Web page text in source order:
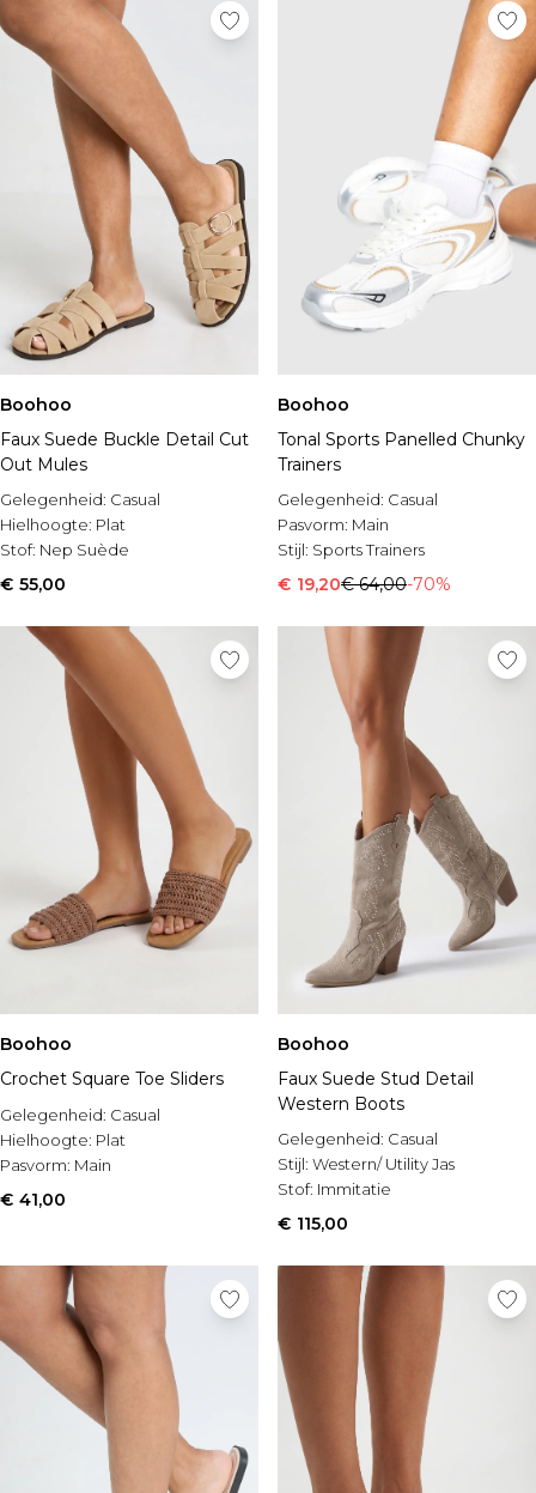
Boohoo
Faux Suede Buckle Detail Cut
Out Mules
Gelegenheid: Casual
Hielhoogte: Plat
Stof: Nep Suède
€ 55,00
Boohoo
Tonal Sports Panelled Chunky
Trainers
Gelegenheid: Casual
Pasvorm: Main
Stijl: Sports Trainers
€ 19,20€ 64,00-70%
Boohoo
Crochet Square Toe Sliders
Gelegenheid: Casual
Hielhoogte: Plat
Pasvorm: Main
€ 41,00
Boohoo
Faux Suede Stud Detail
Western Boots
Gelegenheid: Casual
Stijl: Western/ Utility Jas
Stof: Immitatie
€ 115,00